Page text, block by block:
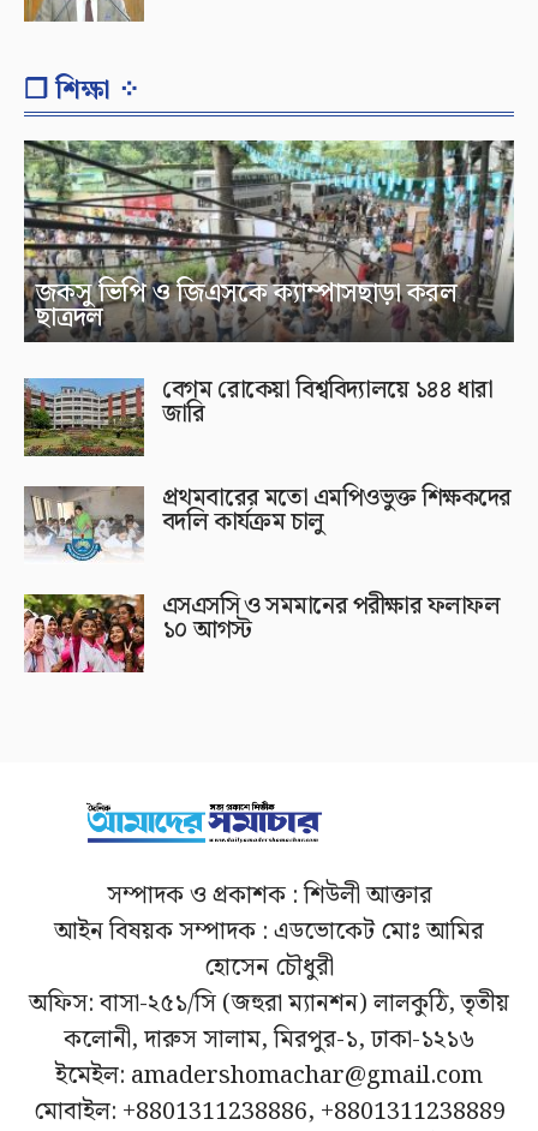
❐ শিক্ষা ⁘
জকসু ভিপি ও জিএসকে ক্যাম্পাসছাড়া করল
ছাত্রদল
বেগম রোকেয়া বিশ্ববিদ্যালয়ে ১৪৪ ধারা
জারি
প্রথমবারের মতো এমপিওভুক্ত শিক্ষকদের
বদলি কার্যক্রম চালু
এসএসসি ও সমমানের পরীক্ষার ফলাফল
১০ আগস্ট
সম্পাদক ও প্রকাশক : শিউলী আক্তার
আইন বিষয়ক সম্পাদক : এডভোকেট মোঃ আমির
হোসেন চৌধুরী
অফিস: বাসা-২৫১/সি (জহুরা ম্যানশন) লালকুঠি, তৃতীয়
কলোনী, দারুস সালাম, মিরপুর-১, ঢাকা-১২১৬
ইমেইল: amadershomachar@gmail.com
মোবাইল: +8801311238886, +8801311238889